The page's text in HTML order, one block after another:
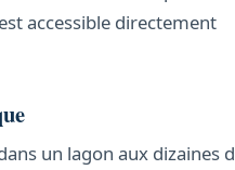
accessible directement
un lagon aux dizaines